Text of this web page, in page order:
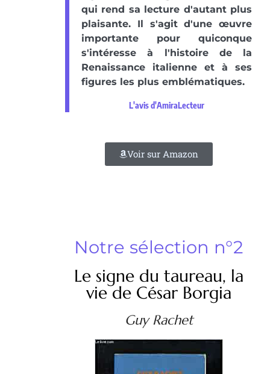
qui rend sa lecture d'autant plus
plaisante. Il s'agit d'une œuvre
importante pour quiconque
s'intéresse à l'histoire de la
Renaissance italienne et à ses
figures les plus emblématiques.
L'avis d'AmiraLecteur
Voir sur Amazon
Notre sélection n°2
Le signe du taureau, la
vie de César Borgia
Guy Rachet